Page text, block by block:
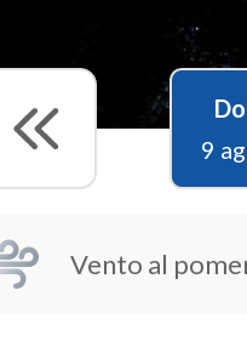
Do
9
Vento al